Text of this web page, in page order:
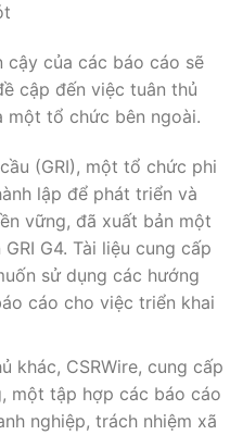
của các báo cáo sẽ
cập đến việc tuân thủ
một tổ chức bên ngoài.
(GRI), một tổ chức phi
lập để phát triển và
vững, đã xuất bản một
G4. Tài liệu cung cấp
sử dụng các hướng
cáo cho việc triển khai
khác, CSRWire, cung cấp
một tập hợp các báo cáo
nghiệp, trách nhiệm xã